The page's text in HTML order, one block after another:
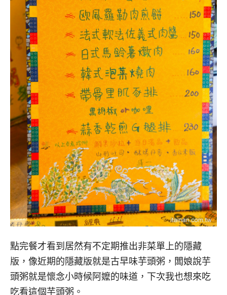
點完餐才看到居然有不定期推出非菜單上的隱藏
版，像近期的隱藏版就是古早味芋頭粥，闆娘說芋
頭粥就是懷念小時候阿嬤的味道，下次我也想來吃
吃看這個芋頭粥。